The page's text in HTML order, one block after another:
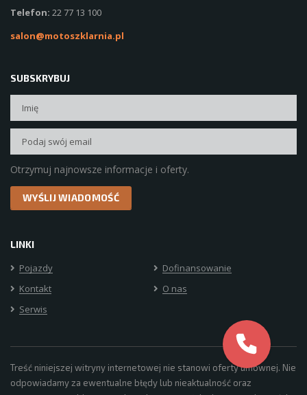
Telefon: 22 77 13 100
salon@motoszklarnia.pl
SUBSKRYBUJ
Otrzymuj najnowsze informacje i oferty.
LINKI
Pojazdy
Dofinansowanie
Kontakt
O nas
Serwis
Treść niniejszej witryny internetowej nie stanowi oferty umownej. Nie
odpowiadamy za ewentualne błędy lub nieaktualność oraz